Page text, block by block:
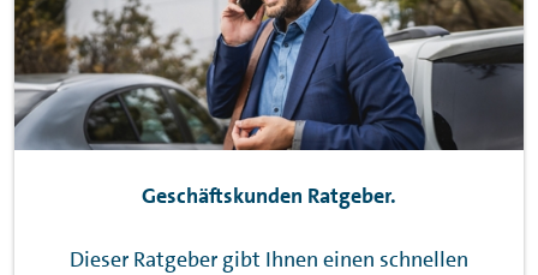
Geschäftskunden Ratgeber.
Dieser Ratgeber gibt Ihnen einen schnellen